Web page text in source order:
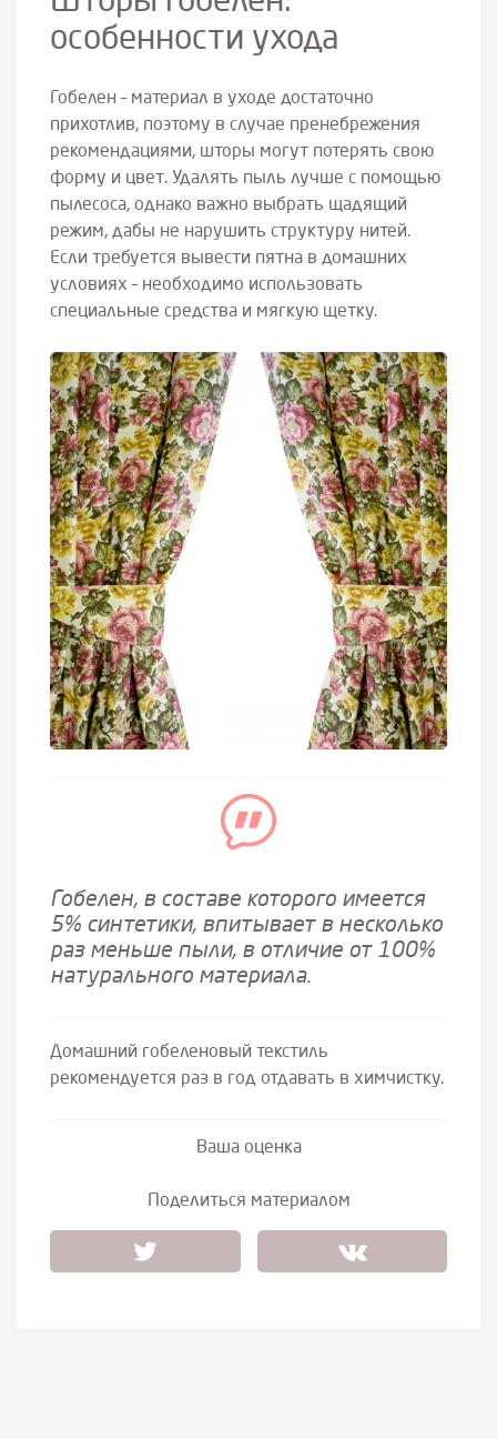
особенности ухода
Гобелен – материал в уходе достаточно
прихотлив, поэтому в случае пренебрежения
рекомендациями, шторы могут потерять свою
форму и цвет. Удалять пыль лучше с помощью
пылесоса, однако важно выбрать щадящий
режим, дабы не нарушить структуру нитей.
Если требуется вывести пятна в домашних
условиях – необходимо использовать
специальные средства и мягкую щетку.
Гобелен, в составе которого имеется
5% синтетики, впитывает в несколько
раз меньше пыли, в отличие от 100%
натурального материала.
Домашний гобеленовый текстиль
рекомендуется раз в год отдавать в химчистку.
Ваша оценка
Поделиться материалом